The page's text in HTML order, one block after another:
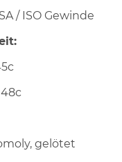
/ ISO Gewinde
gelötet